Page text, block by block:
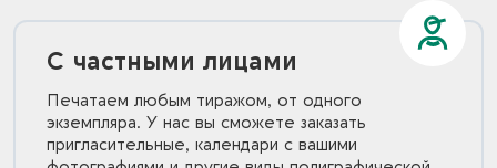
С частными лицами
Печатаем любым тиражом, от одного
экземпляра. У нас вы сможете заказать
пригласительные, календари с вашими